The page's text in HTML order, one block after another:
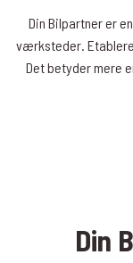
Din Bilpartner er
værksteder.
Det betyder mere
Din